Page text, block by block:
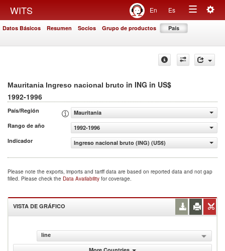
WITS En Es
Toggle
Datos Básicos Resumen Socios Grupo de productos País
Mauritania Ingreso nacional bruto in ING in US$
1992-1996
País/Región
Mauritania
Rango de año
1992-1996
Indicador
Ingreso nacional bruto (ING) (US$)
Please note the exports, imports and tariff data are based on reported data and not gap
filled. Please check the Data Availability for coverage.
VISTA DE GRÁFICO
line